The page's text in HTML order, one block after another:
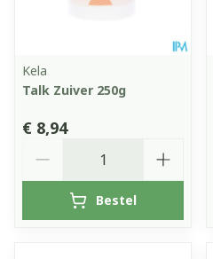
Kela
Talk Zuiver 250g
€ 8,94
Bestel